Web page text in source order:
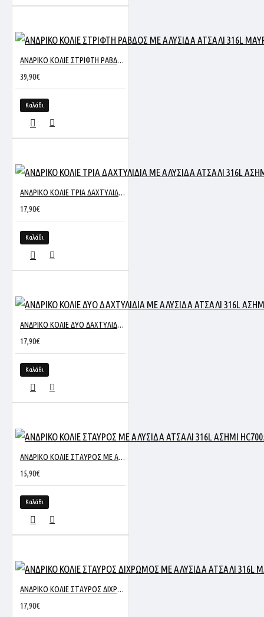
ΑΝΔΡΙΚΟ ΚΟΛΙΕ ΣΤΡΙΦΤΗ ΡΑΒΔΟΣ ΜΕ ΑΛΥΣΙΔΑ ΑΤΣΑΛΙ 316L ΜΑΥΡΟ NC-1717
39,90€
Καλάθι
ΑΝΔΡΙΚΟ ΚΟΛΙΕ ΤΡΙΑ ΔΑΧΤΥΛΙΔΙΑ ΜΕ ΑΛΥΣΙΔΑ ΑΤΣΑΛΙ 316L ΑΣΗΜΙ NC-1702
17,90€
Καλάθι
ΑΝΔΡΙΚΟ ΚΟΛΙΕ ΔΥΟ ΔΑΧΤΥΛΙΔΙΑ ΜΕ ΑΛΥΣΙΔΑ ΑΤΣΑΛΙ 316L ΑΣΗΜΙ NC-1700
17,90€
Καλάθι
ΑΝΔΡΙΚΟ ΚΟΛΙΕ ΣΤΑΥΡΟΣ ΜΕ ΑΛΥΣΙΔΑ ΑΤΣΑΛΙ 316L ΑΣΗΜΙ HC7005
15,90€
Καλάθι
ΑΝΔΡΙΚΟ ΚΟΛΙΕ ΣΤΑΥΡΟΣ ΔΙΧΡΩΜΟΣ ΜΕ ΑΛΥΣΙΔΑ ΑΤΣΑΛΙ 316L ΜΑΥΡΟ-ΑΣΗΜΙ HC7008
17,90€